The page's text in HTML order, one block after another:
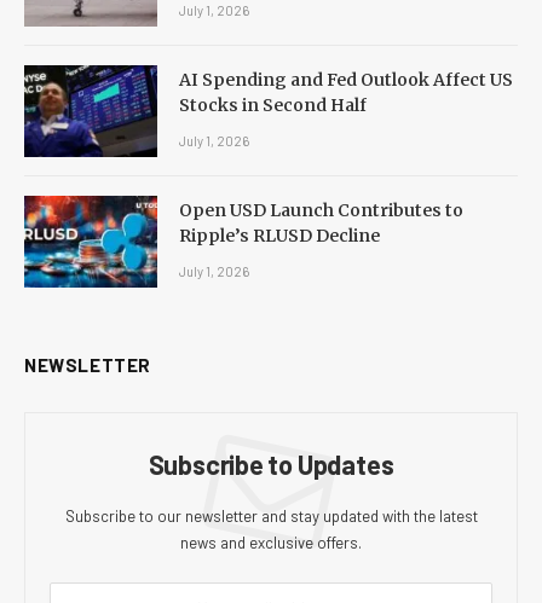
July 1, 2026
AI Spending and Fed Outlook Affect US
Stocks in Second Half
July 1, 2026
Open USD Launch Contributes to
Ripple’s RLUSD Decline
July 1, 2026
NEWSLETTER
Subscribe to Updates
Subscribe to our newsletter and stay updated with the latest
news and exclusive offers.